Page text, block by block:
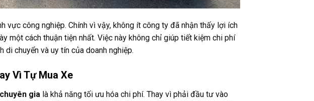
vực công nghiệp. Chính vì vậy, không ít công ty đã nhận thấy lợi ích
một cách thuận tiện nhất. Việc này không chỉ giúp tiết kiệm chi phí
chuyển và uy tín của doanh nghiệp.
Vì Tự Mua Xe
gia là khả năng tối ưu hóa chi phí. Thay vì phải đầu tư vào